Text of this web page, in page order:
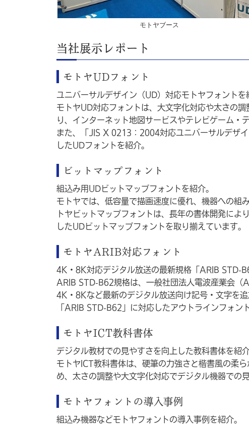
モトヤブース
当社展示レポート
モトヤUDフォント
ユニバーサルデザイン（UD）対応モトヤフォントを
モトヤUD対応フォントは、大文字化対応や太さの
り、インターネット地図サービスやテレビゲーム・
また、「JIS X 0213：2004対応ユニバーサルデザ
したUDフォントを紹介。
ビットマップフォント
組込み用UDビットマップフォントを紹介。
モトヤでは、低容量で描画速度に優れ、機器への組
トヤビットマップフォントは、長年の書体開発に
したUDビットマップフォントを取り揃えています。
モトヤARIB対応フォント
4K・8K対応デジタル放送の最新規格「ARIB STD-
ARIB STD-B62規格は、一般社団法人電波産業会
4K・8Kなど最新のデジタル放送向け記号・文字を
「ARIB STD-B62」に対応したアウトラインフォン
モトヤICT教科書体
デジタル教材での見やすさを向上した教科書体を紹介
モトヤICT教科書体は、硬筆の力強さと楷書風の柔
め、太さの調整や大文字化対応でデジタル機器での
モトヤフォントの導入事例
組込み機器などモトヤフォントの導入事例を紹介。